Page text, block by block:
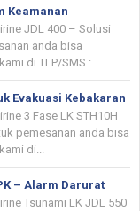
Keamanan
JDL 400 – Solusi
anda bisa
di TLP/SMS :...
Evakuasi Kebakaran
3 Fase LK STH10H
pemesanan anda bisa
di...
– Alarm Darurat
Tsunami LK JDL 550